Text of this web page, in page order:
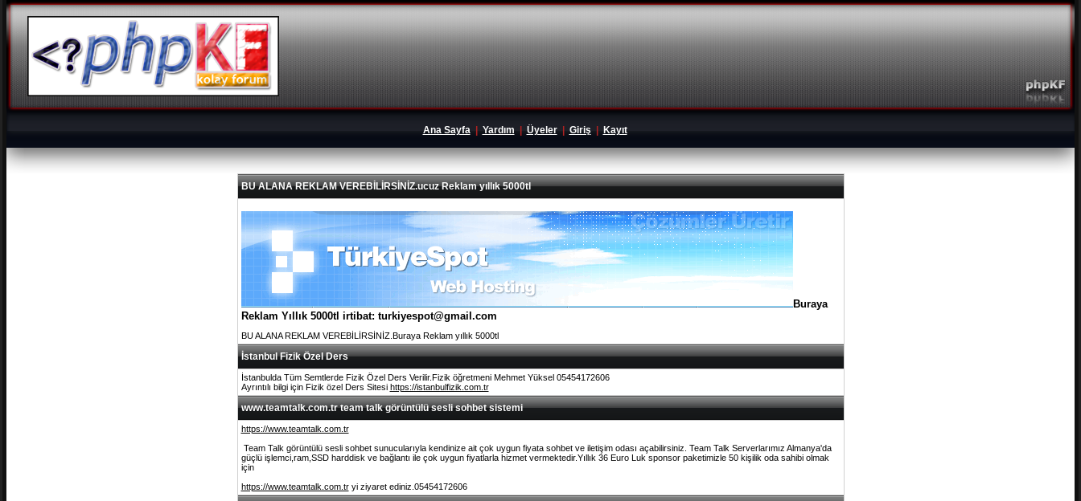
Ana Sayfa| Yardım Üyeler| Giriş| Kayıt
BU ALANA REKLAM VEREBİLİRSİNİZ.ucuz Reklam yıllık 5000tl
Buraya
Reklam Yıllık 5000tl irtibat: turkiyespot@gmail.com
BU ALANA REKLAM VEREBİLİRSİNİZ.Buraya Reklam yıllık 5000tl
İstanbul Fizik Özel Ders
İstanbulda Tüm Semtlerde Fizik Özel Ders Verilir.Fizik öğretmeni Mehmet Yüksel 05454172606
Ayrıntılı bilgi için Fizik özel Ders Sitesi https://istanbulfizik.com.tr
www.teamtalk.com.tr team talk görüntülü sesli sohbet sistemi
https://www.teamtalk.com.tr
Team Talk görüntülü sesli sohbet sunucularıyla kendinize ait çok uygun fiyata sohbet ve iletişim odası açabilirsiniz. Team Talk Serverlarımız Almanya'da
güçlü işlemci,ram,SSD harddisk ve bağlantı ile çok uygun fiyatlarla hizmet vermektedir.Yıllık 36 Euro Luk sponsor paketimizle 50 kişilik oda sahibi olmak
için
https://www.teamtalk.com.tryi ziyaret ediniz.05454172606